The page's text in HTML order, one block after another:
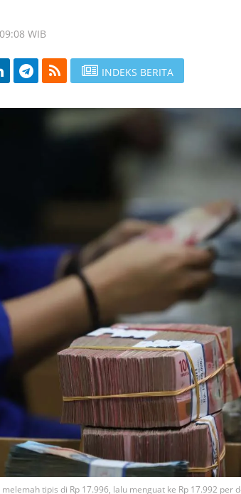
WIB
INDEKS BERITA
melemah tipis di Rp 17.996, lalu menguat ke Rp 17.992